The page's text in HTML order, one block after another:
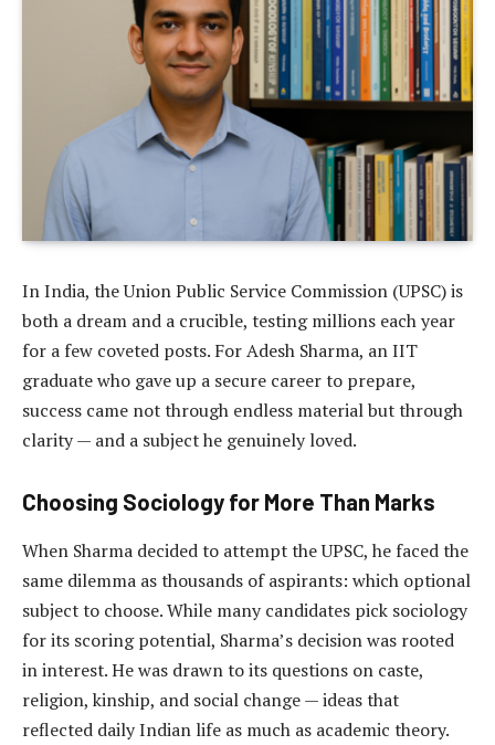
In India, the Union Public Service Commission (UPSC) is
both a dream and a crucible, testing millions each year
for a few coveted posts. For Adesh Sharma, an IIT
graduate who gave up a secure career to prepare,
success came not through endless material but through
clarity — and a subject he genuinely loved.
Choosing Sociology for More Than Marks
When Sharma decided to attempt the UPSC, he faced the
same dilemma as thousands of aspirants: which optional
subject to choose. While many candidates pick sociology
for its scoring potential, Sharma’s decision was rooted
in interest. He was drawn to its questions on caste,
religion, kinship, and social change — ideas that
reflected daily Indian life as much as academic theory.